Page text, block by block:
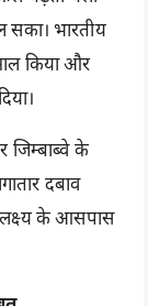
सका। भारतीय
किया और
जिम्बाब्वे के
दबाव
लक्ष्य के आसपास